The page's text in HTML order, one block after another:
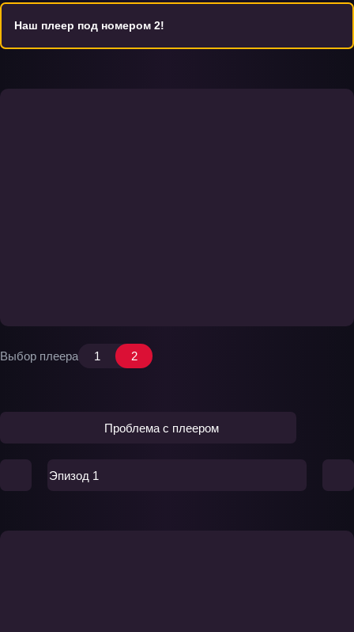
Наш плеер под номером 2!
Выбор плеера 1 2
Проблема с плеером
Эпизод 1